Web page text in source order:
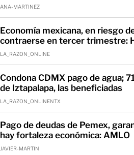
ANA-MARTINEZ
Economía mexicana, en riesgo
contraerse en tercer trimestre:
LA_RAZON_ONLINE
Condona CDMX pago de agua;
de Iztapalapa, las beneficiadas
LA_RAZON_ONLINENTX
Pago de deudas de Pemex,
hay fortaleza económica: AMLO
JAVIER-MARTIN